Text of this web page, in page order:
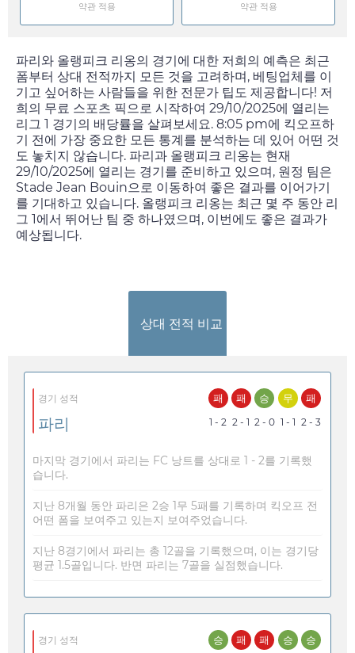
약관 적용 약관 적용
파리와 올랭피크 리옹의 경기에 대한 저희의 예측은 최근
폼부터 상대 전적까지 모든 것을 고려하며, 베팅업체를 이
기고 싶어하는 사람들을 위한 전문가 팁도 제공합니다! 저
희의 무료 스포츠 픽으로 시작하여 29/10/2025에 열리는
리그 1 경기의 배당률을 살펴보세요. 8:05 pm에 킥오프하
기 전에 가장 중요한 모든 통계를 분석하는 데 있어 어떤 것
도 놓치지 않습니다. 파리과 올랭피크 리옹는 현재
29/10/2025에 열리는 경기를 준비하고 있으며, 원정 팀은
Stade Jean Bouin으로 이동하여 좋은 결과를 이어가기
를 기대하고 있습니다. 올랭피크 리옹는 최근 몇 주 동안 리
그 1에서 뛰어난 팀 중 하나였으며, 이번에도 좋은 결과가
예상됩니다.
상대 전적 비교
경기 성적
파리
패
1 - 2
패
2 - 1
승
2 - 0
무
1 - 1
패
2 - 3
마지막 경기에서 파리는 FC 낭트를 상대로 1 - 2를 기록했
습니다.
지난 8개월 동안 파리은 2승 1무 5패를 기록하며 킥오프 전
어떤 폼을 보여주고 있는지 보여주었습니다.
지난 8경기에서 파리는 총 12골을 기록했으며, 이는 경기당
평균 1.5골입니다. 반면 파리는 7골을 실점했습니다.
경기 성적 승 패 패 승 승